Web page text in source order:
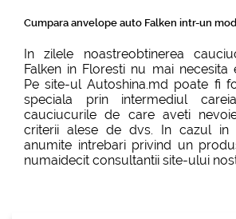
Cumpara anvelope auto Falken intr-un
In zilele noastreobtinerea
Falken in Floresti nu mai necesita
Pe site-ul Autoshina.md poate fi
speciala prin intermediul
cauciucurile de care aveti
criterii alese de dvs. In cazul in
anumite intrebari privind un
numaidecit consultantii site-ului